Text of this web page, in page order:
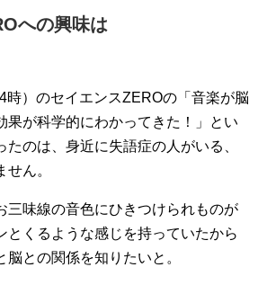
への興味は
時）のセイエンスZEROの「音楽が脳
果が科学的にわかってきた！」とい
たのは、身近に失語症の人がいる、
ん。
三味線の音色にひきつけられものが
とくるような感じを持っていたから
との関係を知りたいと。